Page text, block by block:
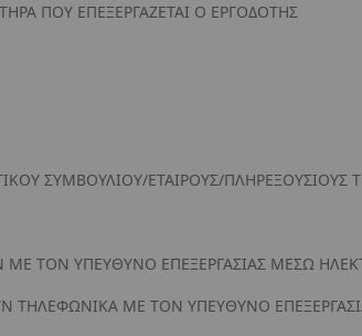
ΠΟΥ ΕΠΕΞΕΡΓΑΖΕΤΑΙ Ο ΕΡΓΟΔΟΤΗΣ
ΣΥΜΒΟΥΛΙΟΥ/ΕΤΑΙΡΟΥΣ/ΠΛΗΡΕΞΟΥΣΙΟΥΣ
ΤΟΝ ΥΠΕΥΘΥΝΟ ΕΠΕΞΕΡΓΑΣΙΑΣ ΜΕΣΩ
ΜΕ ΤΟΝ ΥΠΕΥΘΥΝΟ